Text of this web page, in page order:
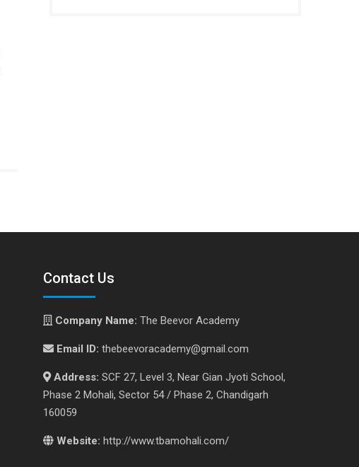
Contact Us
Company Name: The Beevor Academy
Email ID: thebeevoracademy@gmail.com
Address: SCF 27, Level 3, Near Gian Jyoti School,
Phase 2 Mohali, Sector 54 / Phase 2, Chandigarh
160059
Website: http://www.tbamohali.com/